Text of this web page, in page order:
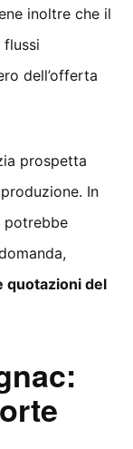
inoltre che il
dell’offerta
prospetta
In
potrebbe
quotazioni del